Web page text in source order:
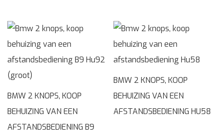
BMW 2 KNOPS, KOOP
BEHUIZING VAN EEN
AFSTANDSBEDIENING B9
BMW 2 KNOPS, KOOP
BEHUIZING VAN EEN
AFSTANDSBEDIENING HU58